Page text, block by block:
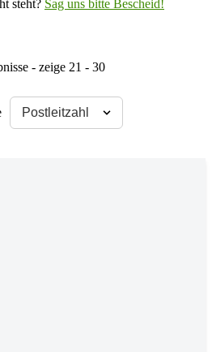
steht? Sag uns bitte Bescheid!
- zeige 21 - 30